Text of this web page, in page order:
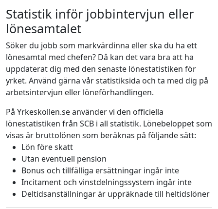
Statistik inför jobbintervjun eller
lönesamtalet
Söker du jobb som markvärdinna eller ska du ha ett
lönesamtal med chefen? Då kan det vara bra att ha
uppdaterat dig med den senaste lönestatistiken för
yrket. Använd gärna vår statistiksida och ta med dig på
arbetsintervjun eller löneförhandlingen.
På Yrkeskollen.se använder vi den officiella
lönestatistiken från SCB i all statistik. Lönebeloppet som
visas är bruttolönen som beräknas på följande sätt:
Lön före skatt
Utan eventuell pension
Bonus och tillfälliga ersättningar ingår inte
Incitament och vinstdelningssystem ingår inte
Deltidsanställningar är uppräknade till heltidslöner